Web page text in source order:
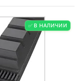
✅ В НАЛИЧИИ